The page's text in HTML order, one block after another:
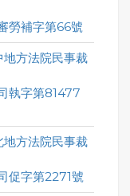
勞補字第66號
地方法院民事裁
執字第81477
地方法院民事裁
促字第2271號